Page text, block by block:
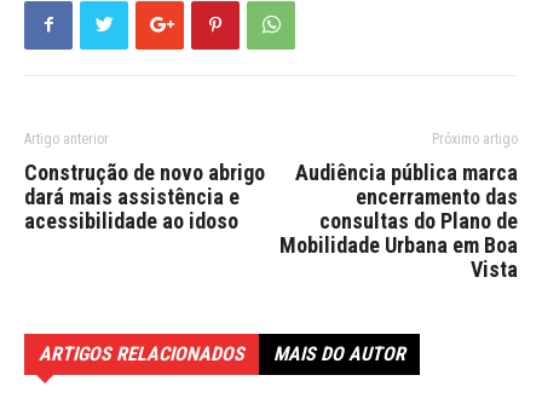
Artigo anterior
Construção de novo abrigo
dará mais assistência e
acessibilidade ao idoso
Próximo artigo
Audiência pública marca
encerramento das
consultas do Plano de
Mobilidade Urbana em Boa
Vista
ARTIGOS RELACIONADOS MAIS DO AUTOR